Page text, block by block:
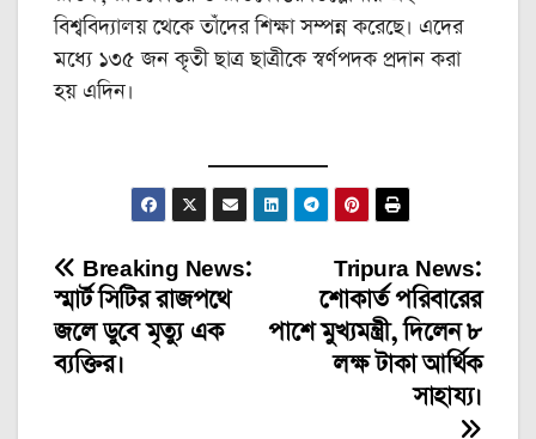
বিশ্ববিদ্যালয় থেকে তাঁদের শিক্ষা সম্পন্ন করেছে। এদের
মধ্যে ১৩৫ জন কৃতী ছাত্র ছাত্রীকে স্বর্ণপদক প্রদান করা
হয় এদিন।
Post
navigation
Tripura News:
শোকার্ত পরিবারের
পাশে মুখ্যমন্ত্রী, দিলেন ৮
লক্ষ টাকা আর্থিক
সাহায্য।
Breaking News:
স্মার্ট সিটির রাজপথে
জলে ডুবে মৃত্যু এক
ব্যক্তির।